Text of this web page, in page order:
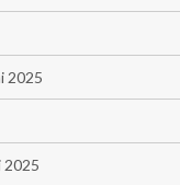
2025
2025